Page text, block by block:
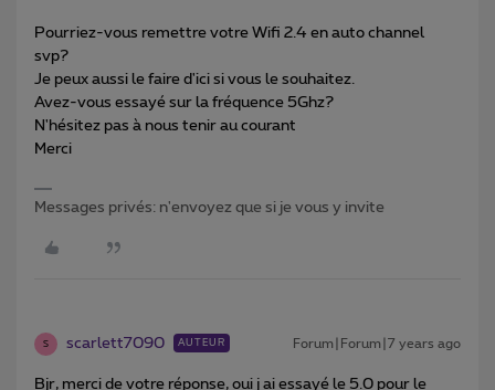
Pourriez-vous remettre votre Wifi 2.4 en auto channel
svp?
Je peux aussi le faire d'ici si vous le souhaitez.
Avez-vous essayé sur la fréquence 5Ghz?
N'hésitez pas à nous tenir au courant
Merci
Messages privés: n'envoyez que si je vous y invite
S scarlett7090 AUTEUR Forum|Forum|7 years ago
Bjr, merci de votre réponse, oui j ai essayé le 5.0 pour le